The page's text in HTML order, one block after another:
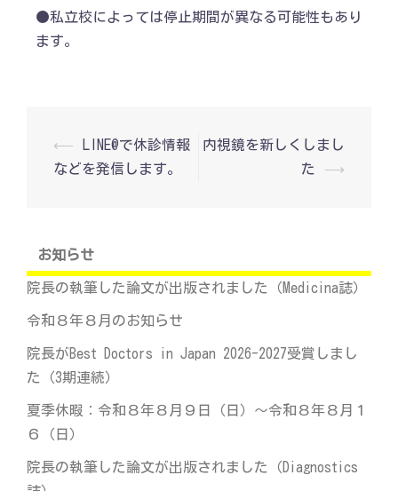
●私立校によっては停止期間が異なる可能性もあり
ます。
投
ナ
ョ
ン
⟵
LINE@で休診情報
などを発信します。
内視鏡を新しくしまし
た
⟶
お知らせ
院長の執筆した論文が出版されました（Medicina誌）
令和８年８月のお知らせ
院長がBest Doctors in Japan 2026-2027受賞しまし
た（3期連続）
夏季休暇：令和８年８月９日（日）～令和８年８月１
６（日）
院長の執筆した論文が出版されました（Diagnostics